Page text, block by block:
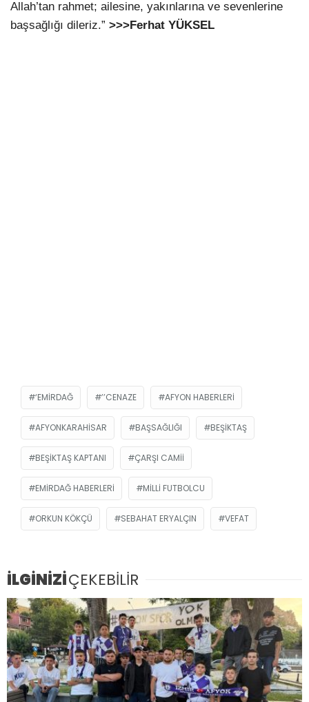
Allah’tan rahmet; ailesine, yakınlarına ve sevenlerine
başsağlığı dileriz.” >>>Ferhat YÜKSEL
‘EMIRDAĞ ’’CENAZE AFYON HABERLERI
AFYONKARAHISAR BAŞSAĞLIĞI BEŞIKTAŞ
BEŞIKTAŞ KAPTANI ÇARŞI CAMII
EMIRDAĞ HABERLERI MILLI FUTBOLCU
ORKUN KÖKÇÜ SEBAHAT ERYALÇIN VEFAT
İLGİNİZİÇEKEBİLİR